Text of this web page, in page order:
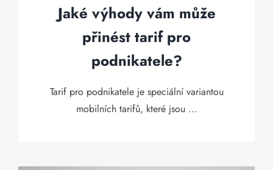
Jaké výhody vám může
přinést tarif pro
podnikatele?
Tarif pro podnikatele je speciální variantou
mobilních tarifů, které jsou ...